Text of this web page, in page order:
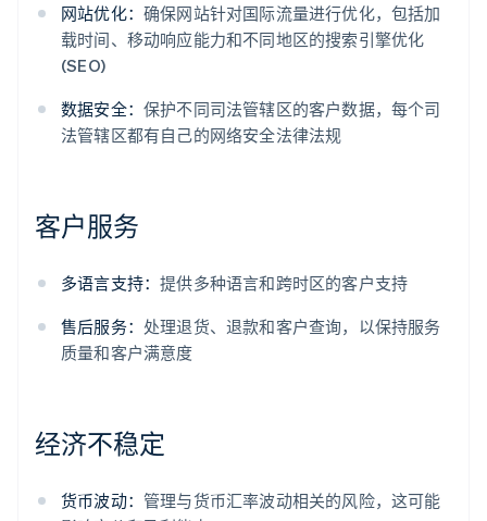
网站优化： 确保网站针对国际流量进行优化，包括加
载时间、移动响应能力和不同地区的搜索引擎优化
(SEO)
数据安全： 保护不同司法管辖区的客户数据，每个司
法管辖区都有自己的网络安全法律法规
客户服务
多语言支持：提供多种语言和跨时区的客户支持
售后服务： 处理退货、退款和客户查询，以保持服务
质量和客户满意度
经济不稳定
货币波动： 管理与货币汇率波动相关的风险，这可能